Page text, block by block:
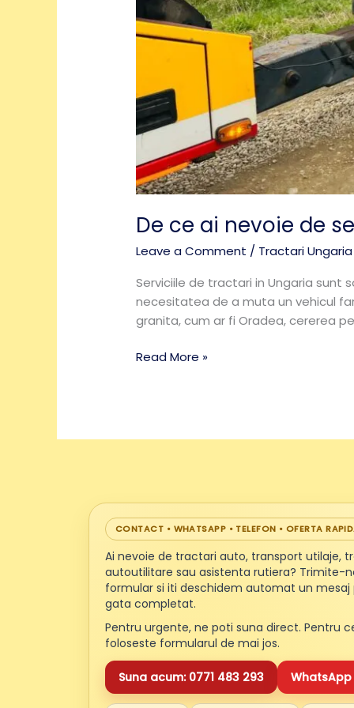
De ce ai nevoie de
Leave a Comment / Tractari Ungaria
Serviciile de tractari in Ungaria sunt
necesitatea de a muta un vehicul
granita, cum ar fi Oradea, cererea
Read More »
CONTACT • WHATSAPP • TELEFON • OFERTA
Ai nevoie de tractari auto, transport utilaje,
autoutilitare sau asistenta rutiera? Trimite-
formular si iti deschidem automat un mesaj
gata completat.
Pentru urgente, ne poti suna direct. Pentru
foloseste formularul de mai jos.
Suna acum: 0771 483 293